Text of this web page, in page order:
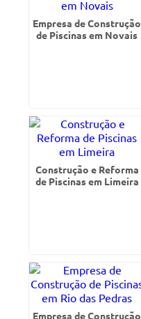
Empresa de Construção
de Piscinas em Novais
Construção e Reforma
de Piscinas em Limeira
Empresa de Construção